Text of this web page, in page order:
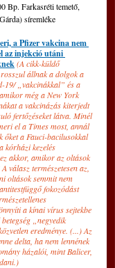
Bp. Farkasréti temető,
síremléke
a Pfizer vakcina nem
az injekció utáni
(A cikk-küldő
állnak a dolgok a
19/ „vakcinákkal” és a
még a New York
a vakcinázás kiterjedt
fertőzéseket látva. Minél
el a Times most, annál
őket a Fauci-bacilusokkal
kórházi kezelés
akkor, amikor az oltások
válasz természetesen az,
oltások semmit nem
fokozódást
a kínai vírus sejtekbe
„negyedik
eredménye. (...) Az
delta, ha nem lennének
házalói, mint Balicer,